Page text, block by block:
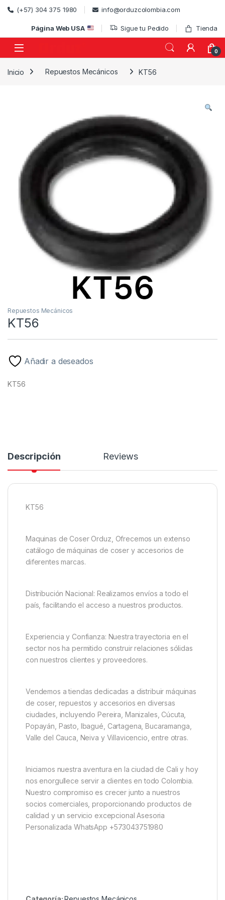
Skip to navigation
Skip to content
(+57) 304 375 1980 info@orduzcolombia.com
Página Web USA Sigue tu Pedido Tienda
0
Inicio Repuestos Mecánicos KT56
Repuestos Mecánicos
KT56
Añadir a deseados
KT56
Descripción Reviews
KT56
Maquinas de Coser Orduz, Ofrecemos un extenso
catálogo de máquinas de coser y accesorios de
diferentes marcas.
Distribución Nacional: Realizamos envíos a todo el
país, facilitando el acceso a nuestros productos.
Experiencia y Confianza: Nuestra trayectoria en el
sector nos ha permitido construir relaciones sólidas
con nuestros clientes y proveedores.
Vendemos a tiendas dedicadas a distribuir máquinas
de coser, repuestos y accesorios en diversas
ciudades, incluyendo Pereira, Manizales, Cúcuta,
Popayán, Pasto, Ibagué, Cartagena, Bucaramanga,
Valle del Cauca, Neiva y Villavicencio, entre otras.
Iniciamos nuestra aventura en la ciudad de Cali y hoy
nos enorgullece servir a clientes en todo Colombia.
Nuestro compromiso es crecer junto a nuestros
socios comerciales, proporcionando productos de
calidad y un servicio excepcional Asesoria
Personalizada WhatsApp +573043751980